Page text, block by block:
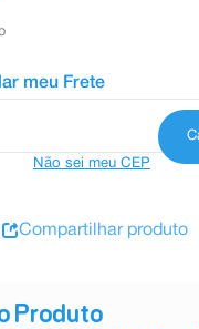
Produto
Não sei meu CEP
Compartilhar produto